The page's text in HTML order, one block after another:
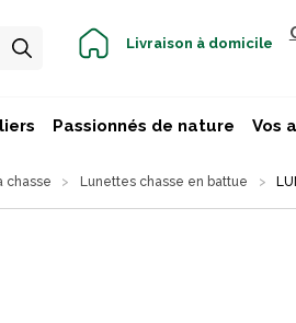
Livraison à domicile
Passionnés de nature Vos
chasse Lunettes chasse en battue